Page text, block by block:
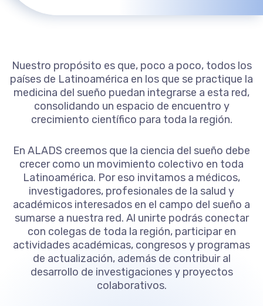
Nuestro propósito es que, poco a poco, todos los
países de Latinoamérica en los que se practique la
medicina del sueño puedan integrarse a esta red,
consolidando un espacio de encuentro y
crecimiento científico para toda la región.
En ALADS creemos que la ciencia del sueño debe
crecer como un movimiento colectivo en toda
Latinoamérica. Por eso invitamos a médicos,
investigadores, profesionales de la salud y
académicos interesados en el campo del sueño a
sumarse a nuestra red. Al unirte podrás conectar
con colegas de toda la región, participar en
actividades académicas, congresos y programas
de actualización, además de contribuir al
desarrollo de investigaciones y proyectos
colaborativos.